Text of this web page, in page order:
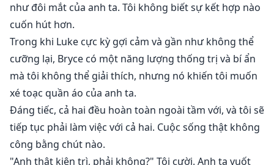
như đôi mắt của anh ta. Tôi không biết sự kết hợp nào
cuốn hút hơn.
Trong khi Luke cực kỳ gợi cảm và gần như không thể
cưỡng lại, Bryce có một năng lượng thống trị và bí ẩn
mà tôi không thể giải thích, nhưng nó khiến tôi muốn
xé toạc quần áo của anh ta.
Đáng tiếc, cả hai đều hoàn toàn ngoài tầm với, và tôi sẽ
tiếp tục phải làm việc với cả hai. Cuộc sống thật không
công bằng chút nào.
"Anh thật kiên trì, phải không?" Tôi cười. Anh ta vuốt